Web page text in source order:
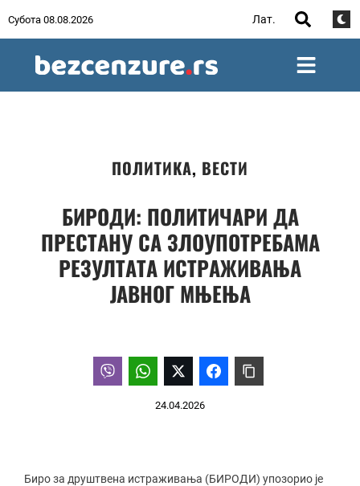
Субота 08.08.2026 Лат.
ПОЛИТИКА, ВЕСТИ
БИРОДИ: ПОЛИТИЧАРИ ДА
ПРЕСТАНУ СА ЗЛОУПОТРЕБАМА
РЕЗУЛТАТА ИСТРАЖИВАЊА
ЈАВНОГ МЊЕЊА
24.04.2026
Биро за друштвена истраживања (БИРОДИ) упозорио је